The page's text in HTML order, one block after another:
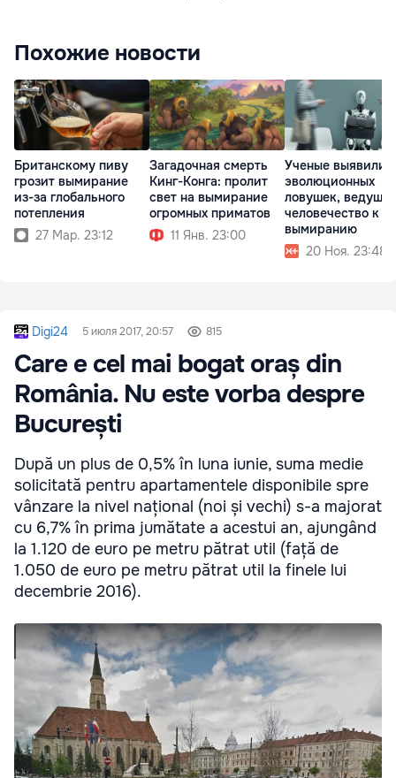
Похожие новости
Британскому пиву
грозит вымирание
из-за глобального
потепления
27 Мар. 23:12
Загадочная смерть
Кинг-Конга: пролит
свет на вымирание
огромных приматов
11 Янв. 23:00
Ученые выявили
эволюционных
ловушек,
человечество к
вымиранию
20 Ноя. 23:48
Digi24 5 июля 2017, 20:57 815
Care e cel mai bogat oraș din
România. Nu este vorba despre
București
După un plus de 0,5% în luna iunie, suma medie
solicitată pentru apartamentele disponibile spre
vânzare la nivel național (noi și vechi) s-a majorat
cu 6,7% în prima jumătate a acestui an, ajungând
la 1.120 de euro pe metru pătrat util (față de
1.050 de euro pe metru pătrat util la finele lui
decembrie 2016).